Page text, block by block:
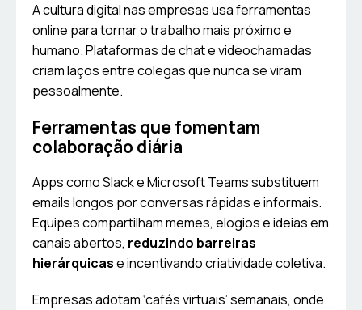
A cultura digital nas empresas usa ferramentas
online para tornar o trabalho mais próximo e
humano. Plataformas de chat e videochamadas
criam laços entre colegas que nunca se viram
pessoalmente.
Ferramentas que fomentam
colaboração diária
Apps como Slack e Microsoft Teams substituem
emails longos por conversas rápidas e informais.
Equipes compartilham memes, elogios e ideias em
canais abertos, reduzindo barreiras
hierárquicase incentivando criatividade coletiva.
Empresas adotam ‘cafés virtuais’ semanais, onde